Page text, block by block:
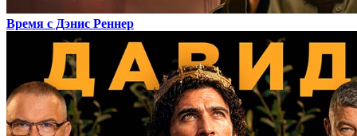
Время с Дэнис Реннер